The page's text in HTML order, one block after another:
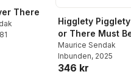
There
Totalt antal röster:
Higglety
or There Must
More to Life
Maurice Sendak
Inbunden, 2025
346 kr